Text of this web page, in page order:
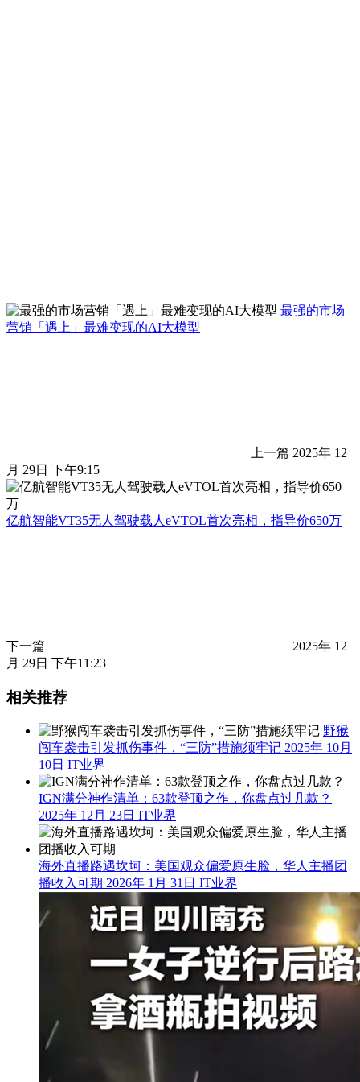
最强的市场
营销「遇上」最难变现的AI大模型
上一篇 2025年 12
月 29日 下午9:15
亿航智能VT35无人驾驶载人eVTOL首次亮相，指导价650万
下一篇
2025年 12
月 29日 下午11:23
相关推荐
野猴
闯车袭击引发抓伤事件，“三防”措施须牢记 2025年 10月
10日 IT业界
IGN满分神作清单：63款登顶之作，你盘点过几款？
2025年 12月 23日 IT业界
海外直播路遇坎坷：美国观众偏爱原生脸，华人主播团
播收入可期 2026年 1月 31日 IT业界